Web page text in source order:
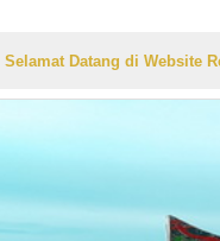
di Website Resmi